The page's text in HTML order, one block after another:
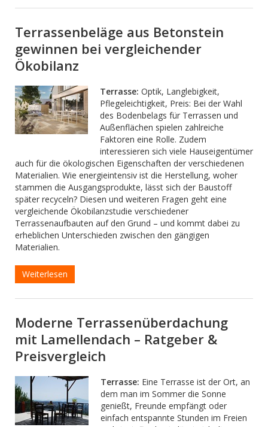
Terrassenbeläge aus Betonstein
gewinnen bei vergleichender
Ökobilanz
Terrasse: Optik, Langlebigkeit,
Pflegeleichtigkeit, Preis: Bei der Wahl
des Bodenbelags für Terrassen und
Außenflächen spielen zahlreiche
Faktoren eine Rolle. Zudem
interessieren sich viele Hauseigentümer
auch für die ökologischen Eigenschaften der verschiedenen
Materialien. Wie energieintensiv ist die Herstellung, woher
stammen die Ausgangsprodukte, lässt sich der Baustoff
später recyceln? Diesen und weiteren Fragen geht eine
vergleichende Ökobilanzstudie verschiedener
Terrassenaufbauten auf den Grund – und kommt dabei zu
erheblichen Unterschieden zwischen den gängigen
Materialien.
Weiterlesen
Moderne Terrassenüberdachung
mit Lamellendach – Ratgeber &
Preisvergleich
Terrasse: Eine Terrasse ist der Ort, an
dem man im Sommer die Sonne
genießt, Freunde empfängt oder
einfach entspannte Stunden im Freien